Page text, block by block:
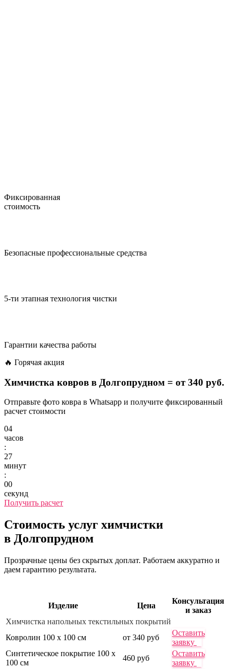
Фиксированная
стоимость
Безопасные профессиональные средства
5-ти этапная технология чистки
Гарантии качества работы
🔥 Горячая акция
Химчистка ковров в Долгопрудном = от 340 руб.
Отправьте фото ковра в Whatsapp и получите фиксированный
расчет стоимости
04
часов
:
27
минут
:
00
секунд
Получить расчет
Стоимость услуг химчистки
в Долгопрудном
Прозрачные цены без скрытых доплат. Работаем аккуратно и
даем гарантию результата.
Изделие Цена
Консультация
и заказ
Химчистка напольных текстильных покрытий
Ковролин 100 х 100 см
от 340 руб
Оставить
заявку
Синтетическое покрытие 100 х
100 см
460 руб
Оставить
заявку